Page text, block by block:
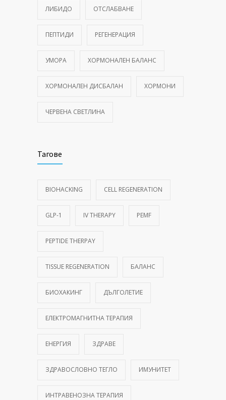
ЛИБИДО ОТСЛАБВАНЕ
ПЕПТИДИ РЕГЕНЕРАЦИЯ
УМОРА ХОРМОНАЛЕН БАЛАНС
ХОРМОНАЛЕН ДИСБАЛАН ХОРМОНИ
ЧЕРВЕНА СВЕТЛИНА
Тагове
BIOHACKING CELL REGENERATION
GLP-1 IV THERAPY PEMF
PEPTIDE THERPAY
TISSUE REGENERATION БАЛАНС
БИОХАКИНГ ДЪЛГОЛЕТИЕ
ЕЛЕКТРОМАГНИТНА ТЕРАПИЯ
ЕНЕРГИЯ ЗДРАВЕ
ЗДРАВОСЛОВНО ТЕГЛО ИМУНИТЕТ
ИНТРАВЕНОЗНА ТЕРАПИЯ